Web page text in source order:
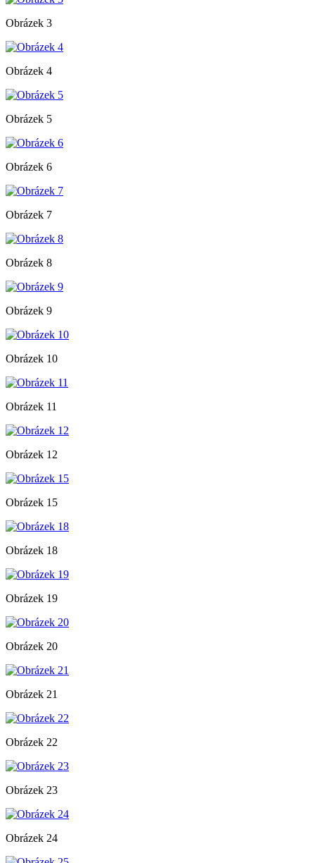
Obrázek 3
Obrázek 4
Obrázek 5
Obrázek 6
Obrázek 7
Obrázek 8
Obrázek 9
Obrázek 10
Obrázek 11
Obrázek 12
Obrázek 15
Obrázek 18
Obrázek 19
Obrázek 20
Obrázek 21
Obrázek 22
Obrázek 23
Obrázek 24